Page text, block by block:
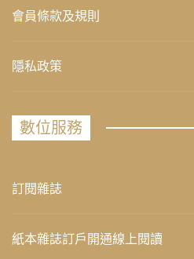
會員條款及規則
隱私政策
數位服務
訂閱雜誌
紙本雜誌訂戶開通線上閱讀